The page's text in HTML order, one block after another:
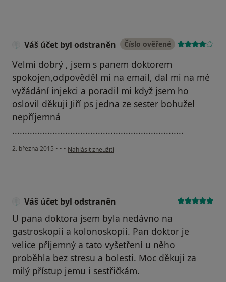
Váš účet byl odstraněn Číslo ověřené
Velmi dobrý , jsem s panem doktorem
spokojen,odpověděl mi na email, dal mi na mé
vyžádání injekci a poradil mi když jsem ho
oslovil děkuji Jiří ps jedna ze sester bohužel
nepříjemná
....................................................................
2. března 2015 • • • podle názoru uživatele Váš účet byl odstraněn
Nahlásit zneužití
Váš účet byl odstraněn
U pana doktora jsem byla nedávno na
gastroskopii a kolonoskopii. Pan doktor je
velice příjemný a tato vyšetření u něho
proběhla bez stresu a bolesti. Moc děkuji za
milý přístup jemu i sestřičkám.